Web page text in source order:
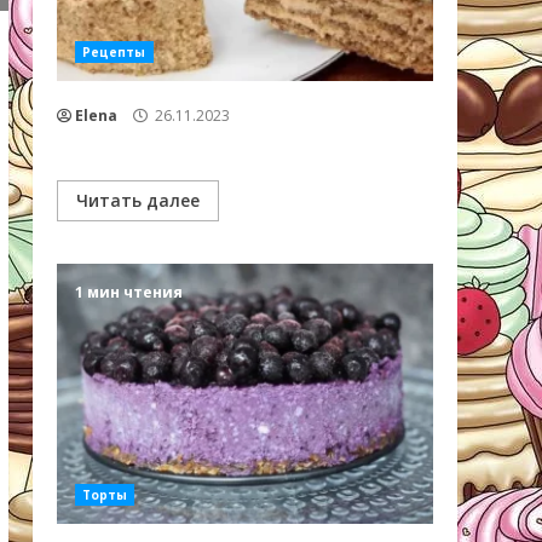
Рецепты
Elena 26.11.2023
Читать далее
1 мин чтения
Торты